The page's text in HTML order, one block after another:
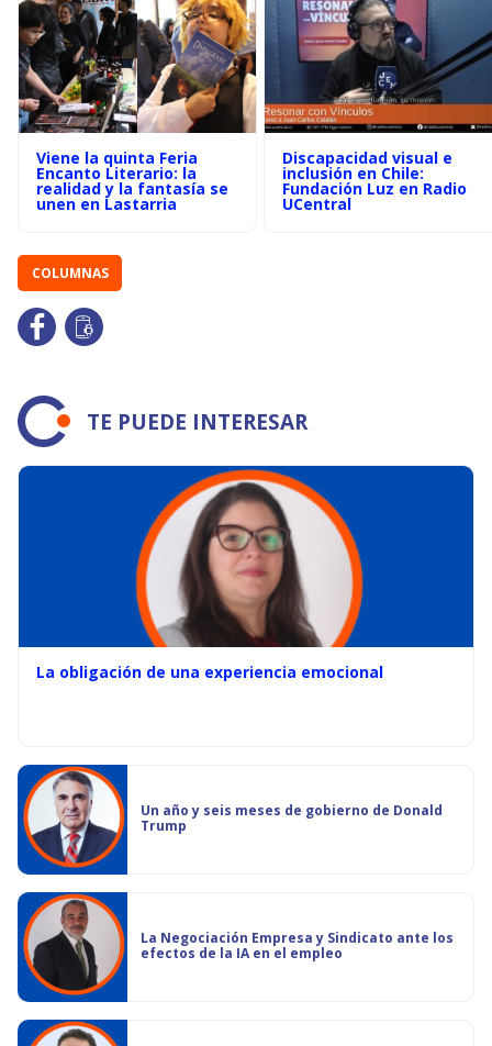
Viene la quinta Feria
Encanto Literario: la
realidad y la fantasía se
unen en Lastarria
Discapacidad visual e
inclusión en Chile:
Fundación Luz en Radio
UCentral
COLUMNAS
TE PUEDE INTERESAR
La obligación de una experiencia emocional
Un año y seis meses de gobierno de Donald
Trump
La Negociación Empresa y Sindicato ante los
efectos de la IA en el empleo